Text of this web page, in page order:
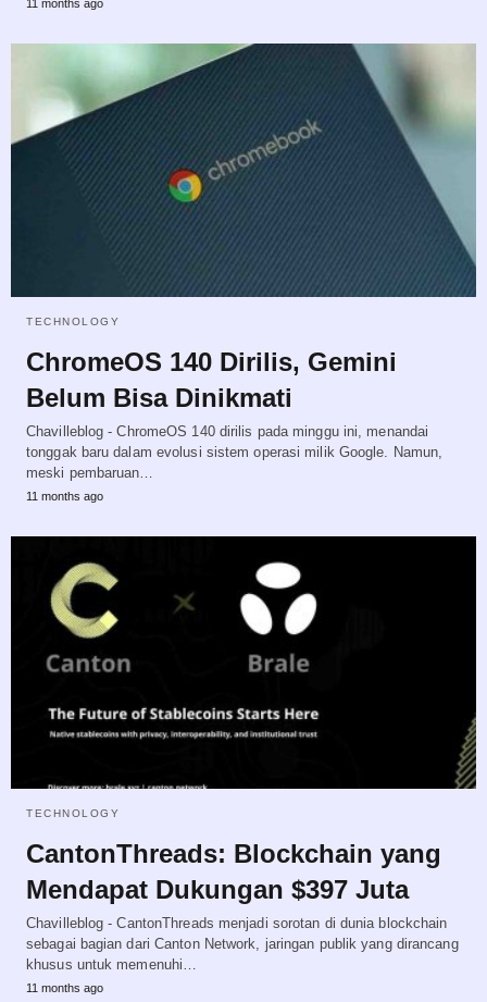
11 months ago
TECHNOLOGY
ChromeOS 140 Dirilis, Gemini
Belum Bisa Dinikmati
Chavilleblog - ChromeOS 140 dirilis pada minggu ini, menandai
tonggak baru dalam evolusi sistem operasi milik Google. Namun,
meski pembaruan…
11 months ago
TECHNOLOGY
CantonThreads: Blockchain yang
Mendapat Dukungan $397 Juta
Chavilleblog - CantonThreads menjadi sorotan di dunia blockchain
sebagai bagian dari Canton Network, jaringan publik yang dirancang
khusus untuk memenuhi…
11 months ago